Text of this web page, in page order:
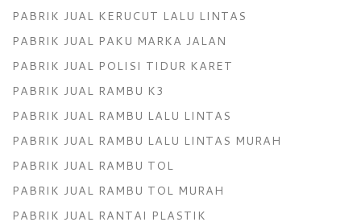
PABRIK JUAL KERUCUT LALU LINTAS
PABRIK JUAL PAKU MARKA JALAN
PABRIK JUAL POLISI TIDUR KARET
PABRIK JUAL RAMBU K3
PABRIK JUAL RAMBU LALU LINTAS
PABRIK JUAL RAMBU LALU LINTAS MURAH
PABRIK JUAL RAMBU TOL
PABRIK JUAL RAMBU TOL MURAH
PABRIK JUAL RANTAI PLASTIK